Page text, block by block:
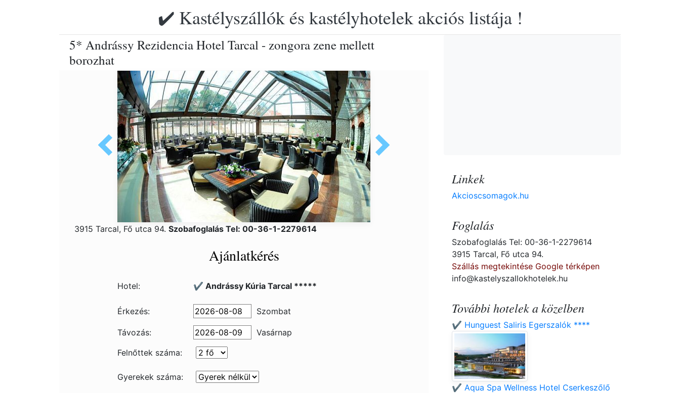
✔️ Kastélyszállók és kastélyhotelek akciós listája !
5* Andrássy Rezidencia Hotel Tarcal - zongora zene mellett
borozhat
3915 Tarcal, Fő utca 94. Szobafoglalás Tel: 00-36-1-2279614
Ajánlatkérés
Hotel: ✔️ Andrássy Kúria Tarcal *****
Érkezés: Szombat
Távozás:
Vasárnap
Felnőttek száma:
Gyerekek száma:
Linkek
Akcioscsomagok.hu
Foglalás
Szobafoglalás Tel: 00-36-1-2279614
3915 Tarcal, Fő utca 94.
Szállás megtekintése Google térképen
info@kastelyszallokhotelek.hu
További hotelek a közelben
✔️ Hunguest Saliris Egerszalók ****
✔️ Aqua Spa Wellness Hotel Cserkeszőlő